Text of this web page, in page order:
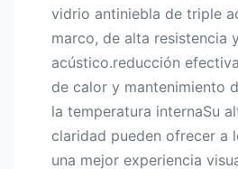
vidrio antiniebla de triple
marco, de alta resistencia
acústico.reducción
de calor y mantenimiento
la temperatura internaSu
claridad pueden ofrecer a
una mejor experiencia